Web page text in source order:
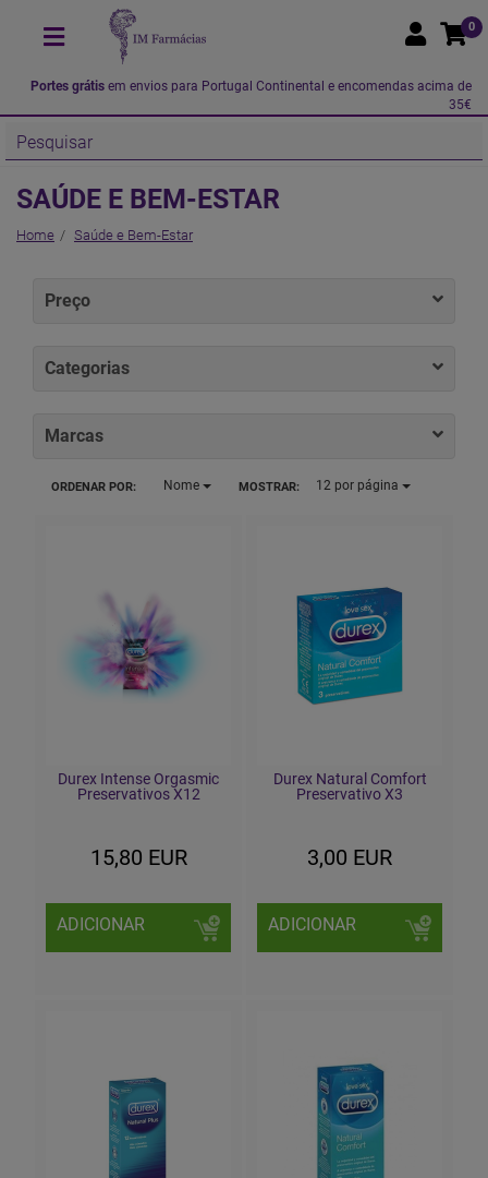
0
Portes grátis em envios para Portugal Continental e encomendas acima de
35€
SAÚDE E BEM-ESTAR
Home Saúde e Bem-Estar
Preço
Categorias
Marcas
ORDENAR POR: Nome MOSTRAR: 12por página
Durex Intense Orgasmic
Preservativos X12
15,80 EUR
ADICIONAR
Durex Natural Comfort
Preservativo X3
3,00 EUR
ADICIONAR